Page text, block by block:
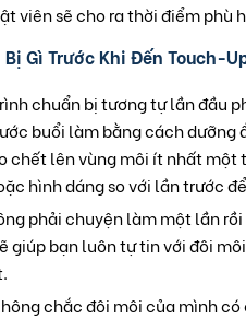
viên sẽ cho ra thời điểm phù
Bị Gì Trước Khi Đến Touch-
chuẩn bị tương tự lần đầu
buổi làm bằng cách dưỡng
chết lên vùng môi ít nhất
hình dáng so với lần trước
phải chuyện làm một lần
giúp bạn luôn tự tin với đôi
chắc đôi môi của mình